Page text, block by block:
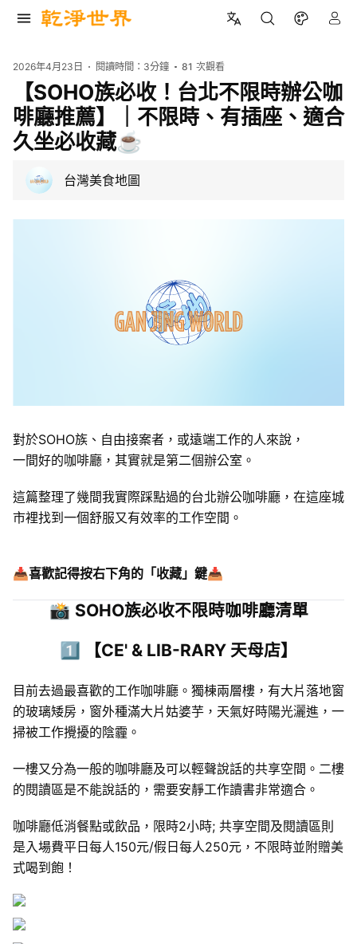
2026年4月23日 閱讀時間： 3分鐘 81 次觀看
【SOHO族必收！台北不限時辦公咖
啡廳推薦】｜不限時、有插座、適合
久坐必收藏☕️
台灣美食地圖
對於SOHO族、自由接案者，或遠端工作的人來說，
一間好的咖啡廳，其實就是第二個辦公室。
這篇整理了幾間我實際踩點過的台北辦公咖啡廳，在這座城
市裡找到一個舒服又有效率的工作空間。
📥喜歡記得按右下角的「收藏」鍵📥
📸 SOHO族必收不限時咖啡廳清單
1️⃣ 【CE' & LIB-RARY 天母店】
目前去過最喜歡的工作咖啡廳。獨棟兩層樓，有大片落地窗
的玻璃矮房，窗外種滿大片姑婆芋，天氣好時陽光灑進，一
掃被工作攪擾的陰霾。
一樓又分為一般的咖啡廳及可以輕聲說話的共享空間。二樓
的閱讀區是不能說話的，需要安靜工作讀書非常適合。
咖啡廳低消餐點或飲品，限時2小時; 共享空間及閱讀區則
是入場費平日每人150元/假日每人250元，不限時並附贈美
式喝到飽！